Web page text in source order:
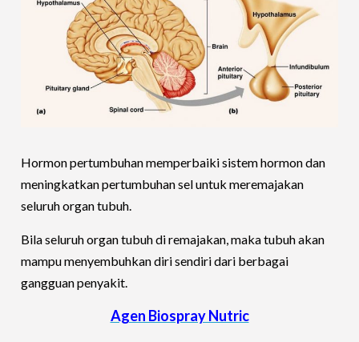
Hormon pertumbuhan memperbaiki sistem hormon dan
meningkatkan pertumbuhan sel untuk meremajakan
seluruh organ tubuh.
Bila seluruh organ tubuh di remajakan, maka tubuh akan
mampu menyembuhkan diri sendiri dari berbagai
gangguan penyakit.
Agen Biospray Nutric